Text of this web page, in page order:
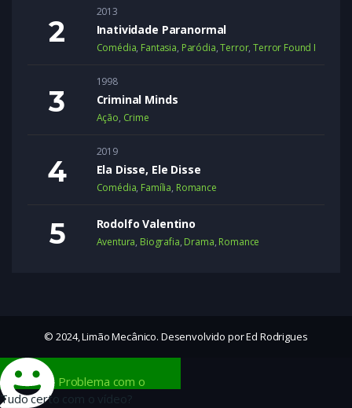
2013
Inatividade Paranormal
Comédia, Fantasia, Paródia,Terror,Terror Found Footage
1998
Criminal Minds
Ação, Crime
2019
Ela Disse, Ele Disse
Comédia, Família, Romance
Rodolfo Valentino
Aventura, Biografia, Drama, Romance
© 2024, Limão Mecânico. Desenvolvido por Ed Rodrigues
Problema com o
Tudo certo com o vídeo?